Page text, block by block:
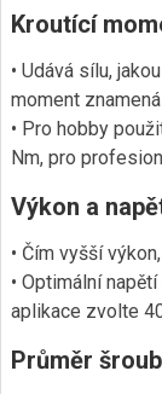
Kroutící
• Udává sílu,
moment
• Pro hobby
Nm, pro
Výkon a
• Čím vyšší
• Optimální
aplikace zvolte
Průměr